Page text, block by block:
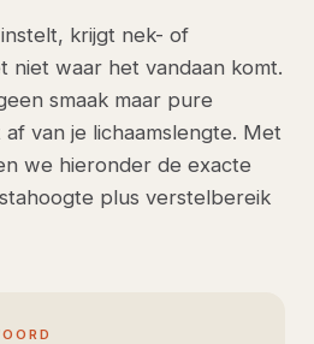
krijgt nek- of
niet waar het vandaan komt.
smaak maar pure
van je lichaamslengte. Met
we hieronder de exacte
plus verstelbereik